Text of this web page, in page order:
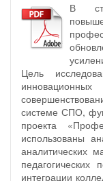
В
Цель
системе СПО,
проекта
использованы
аналитических
интеграции